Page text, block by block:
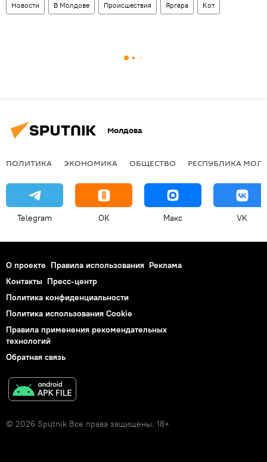
Новости В Молдове Происшествия Яргара Кот
Молдова
ПОЛИТИКА ЭКОНОМИКА ОБЩЕСТВО РЕСПУБЛИКА
Telegram OK Макс VK
О проекте Правила использования Реклама
Контакты Пресс-центр
Политика конфиденциальности
Политика использования Cookie
Правила применения рекомендательных
технологий
Обратная связь
© 2026 Sputnik Все права защищены. 18+